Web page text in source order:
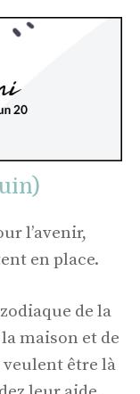
l’avenir,
en place.
de la
maison et de
être là